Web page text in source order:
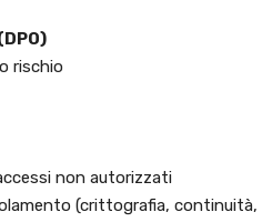
rischio
non autorizzati
(crittografia, continuità,